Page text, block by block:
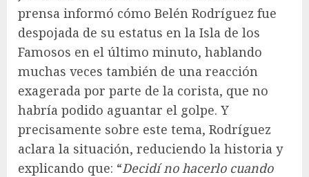
prensa informó cómo Belén Rodríguez fue
despojada de su estatus en la Isla de los
Famosos en el último minuto, hablando
muchas veces también de una reacción
exagerada por parte de la corista, que no
habría podido aguantar el golpe. Y
precisamente sobre este tema, Rodríguez
aclara la situación, reduciendo la historia y
explicando que: “Decidí no hacerlo cuando